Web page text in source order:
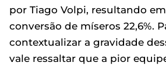
por Tiago Volpi, resultando
conversão de míseros 22,6%.
contextualizar a gravidade
vale ressaltar que a pior